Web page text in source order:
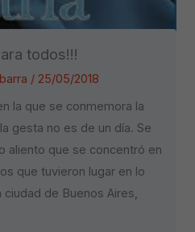
todos!!!
/ 25/05/2018
la que se conmemora la
gesta no es de un día. Se
aliento que se concentró en
que tuvieron lugar en lo
ciudad de Buenos Aires,